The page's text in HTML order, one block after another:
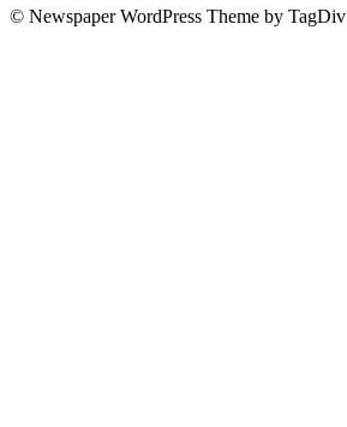
© Newspaper WordPress Theme by TagDiv